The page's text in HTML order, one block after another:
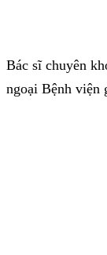
Bác sĩ chuyên
ngoại Bệnh viện